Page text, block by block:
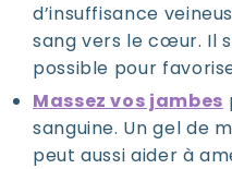
d’insuffisance
sang vers le cœur. Il
possible pour
Massez vos jambes
sanguine. Un gel de
peut aussi aider à